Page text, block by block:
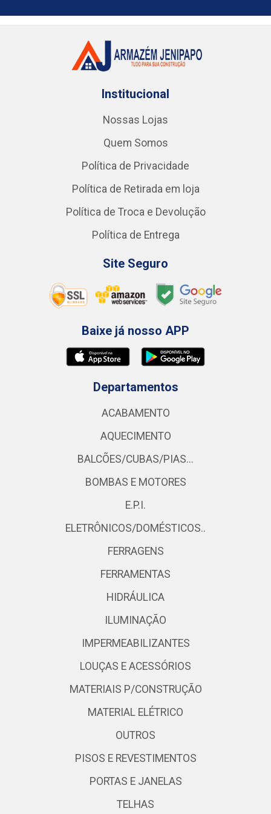
Institucional
Nossas Lojas
Quem Somos
Política de Privacidade
Política de Retirada em loja
Política de Troca e Devolução
Política de Entrega
Site Seguro
Baixe já nosso APP
Departamentos
ACABAMENTO
AQUECIMENTO
BALCÕES/CUBAS/PIAS...
BOMBAS E MOTORES
E.P.I.
ELETRÔNICOS/DOMÉSTICOS..
FERRAGENS
FERRAMENTAS
HIDRÁULICA
ILUMINAÇÃO
IMPERMEABILIZANTES
LOUÇAS E ACESSÓRIOS
MATERIAIS P/CONSTRUÇÃO
MATERIAL ELÉTRICO
OUTROS
PISOS E REVESTIMENTOS
PORTAS E JANELAS
TELHAS